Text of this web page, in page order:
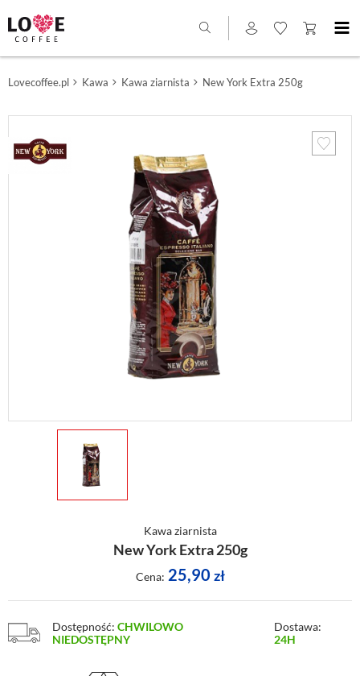
Lovecoffee.pl Kawa Kawa ziarnista New York Extra 250g
Kawa ziarnista
New York Extra 250g
Cena: 25,90 zł
Dostępność: CHWILOWO
NIEDOSTĘPNY
Dostawa:
24H